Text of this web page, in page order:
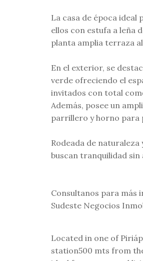
La casa de época
ellos con estufa a leña
planta amplia terraza
En el exterior, se
verde ofreciendo el
invitados con total
Además, posee un
parrillero y horno para
Rodeada de
buscan tranquilidad sin
Consultanos para más
Sudeste Negocios
Located in one of
station500 mts from